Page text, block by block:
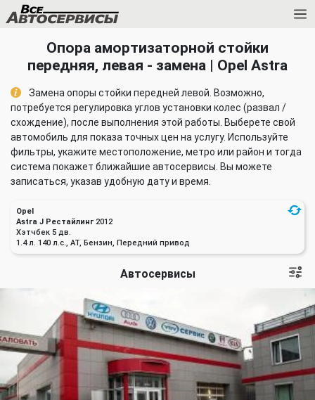
Опора амортизаторной стойки
передняя, левая - замена | Opel Astra
Замена опоры стойки передней левой. Возможно,
потребуется регулировка углов установки колес (развал /
схождение), после выполнения этой работы. Выберете свой
автомобиль для показа точных цен на услугу. Используйте
фильтры, укажите местоположение, метро или район и тогда
система покажет ближайшие автосервисы. Вы можете
записаться, указав удобную дату и время.
Opel
Astra J Рестайлинг 2012
Хэтчбек 5 дв.
1.4 л. 140 л.с., AT, Бензин, Передний привод
Автосервисы